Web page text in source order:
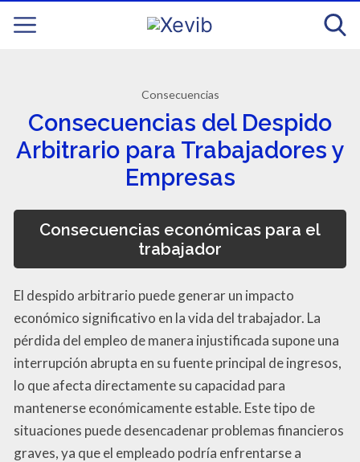
Consecuencias
Consecuencias del Despido
Arbitrario para Trabajadores y
Empresas
Consecuencias económicas para el
trabajador
El despido arbitrario puede generar un impacto
económico significativo en la vida del trabajador. La
pérdida del empleo de manera injustificada supone una
interrupción abrupta en su fuente principal de ingresos,
lo que afecta directamente su capacidad para
mantenerse económicamente estable. Este tipo de
situaciones puede desencadenar problemas financieros
graves, ya que el empleado podría enfrentarse a